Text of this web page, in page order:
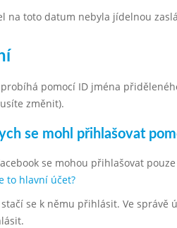
na toto datum nebyla jídelnou
pomocí ID jména
změnit).
se mohl přihlašovat
se mohou přihlašovat
to hlavní účet?
se k němu přihlásit. Ve